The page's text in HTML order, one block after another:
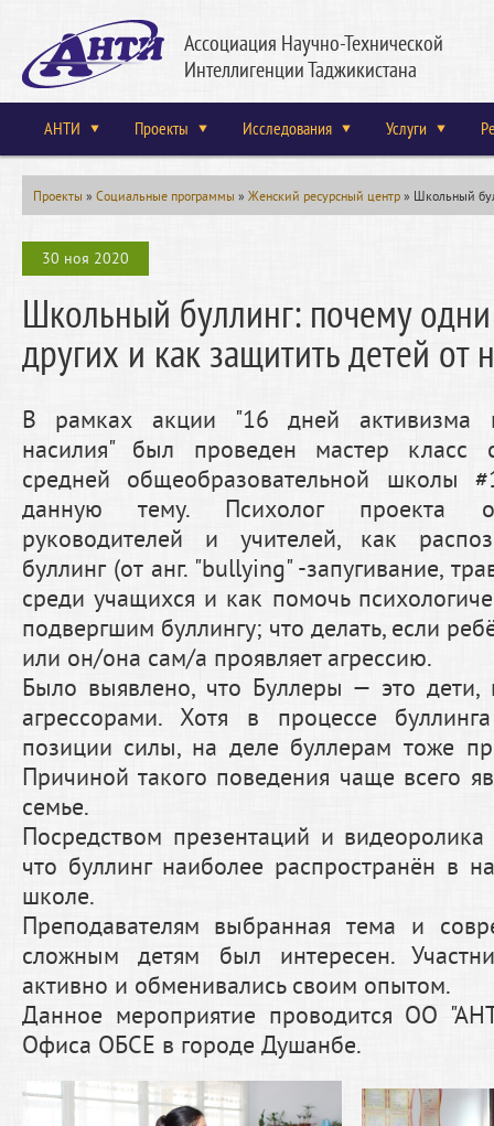
Ассоциация Научно-Технической
Интеллигенции Таджикистана
АНТИ Проекты Исследования Услуги
Проекты » Социальные программы » Женский ресурсный центр» Школьный
30 ноя 2020
Школьный буллинг: почему одни
других и как защитить детей от
В рамках акции "16 дней активизма
насилия" был проведен мастер класс
средней общеобразовательной школы
данную тему. Психолог проекта
руководителей и учителей, как
буллинг (от анг. "bullying" -запугивание,
среди учащихся и как помочь
подвергшим буллингу; что делать, если
или он/она сам/а проявляет агрессию.
Было выявлено, что Буллеры — это дети,
агрессорами. Хотя в процессе
позиции силы, на деле буллерам тоже
Причиной такого поведения чаще всего
семье.
Посредством презентаций и видеоролика
что буллинг наиболее распространён в
школе.
Преподавателям выбранная тема и
сложным детям был интересен.
активно и обменивались своим опытом.
Данное мероприятие проводится ОО
Офиса ОБСЕ в городе Душанбе.